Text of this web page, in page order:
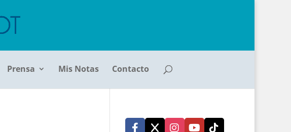
Prensa Mis Notas Contacto